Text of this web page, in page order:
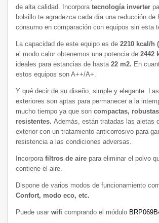
de alta calidad. Incorpora tecnología inverter
bolsillo te agradezca cada día una reducción de
consumo en comparación con equipos sin esta
La capacidad de este equipo es de 2210 kcal/h
el modo calor obtenemos una potencia de 2442
ideales para estancias de hasta 22 m2. En
estos equipos son A++/A+.
Y qué decir de su diseño, simple y elegante.
exteriores son aptas para permanecer a la
mucho tiempo ya que son compactas,
resistentes. Además, están tratadas las aletas
exterior con un tratamiento anticorrosivo para
resistencia a las condiciones adversas.
Incorpora filtros de aire para eliminar el polvo
contiene el aire.
Dispone de varios modos de funcionamiento
Confort, modo eco, etc.
Puede usar wifi comprando el módulo